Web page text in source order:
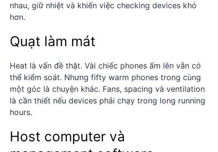
nhau, giữ nhiệt và khiến việc checking devices khó
hơn.
Quạt làm mát
Heat là vấn đề thật. Vài chiếc phones ấm lên vẫn có
thể kiểm soát. Nhưng fifty warm phones trong cùng
một góc là chuyện khác. Fans, spacing và ventilation
là cần thiết nếu devices phải chạy trong long running
hours.
Host computer và